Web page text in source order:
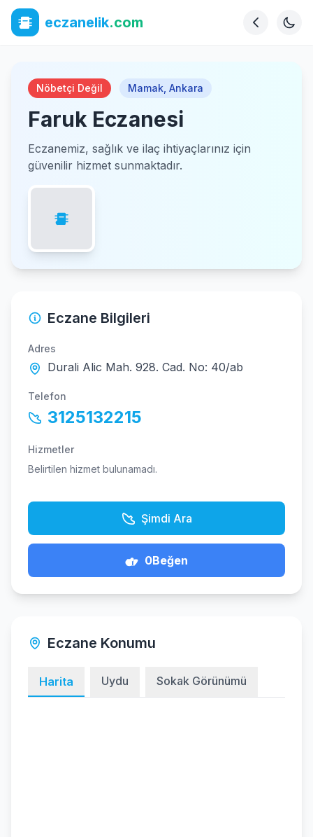
eczanelik.com
Nöbetçi Değil Mamak Ankara
Faruk Eczanesi
Eczanemiz, sağlık ve ilaç ihtiyaçlarınız için
güvenilir hizmet sunmaktadır.
Eczane Bilgileri
Adres
Durali Alic Mah. 928. Cad. No: 40/ab
Telefon
3125132215
Hizmetler
Belirtilen hizmet bulunamadı.
Şimdi Ara
0Beğen
Eczane Konumu
Harita Uydu Sokak Görünümü